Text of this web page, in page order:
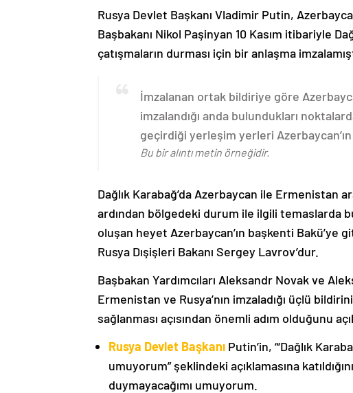
Rusya Devlet Başkanı Vladimir Putin,
Başbakanı Nikol Paşinyan 10 Kasım itibariyle
çatışmaların durması için bir anlaşma
İmzalanan ortak bildiriye göre
imzalandığı anda bulundukları
geçirdiği yerleşim yerleri
Bu bir alıntı metin örneğidir.
Dağlık Karabağ’da Azerbaycan ile Ermenistan
ardından bölgedeki durum ile ilgili temaslarda
oluşan heyet Azerbaycan’ın başkenti Bakü’ye
Rusya Dışişleri Bakanı Sergey Lavrov’dur.
Başbakan Yardımcıları Aleksandr Novak ve
Ermenistan ve Rusya’nın imzaladığı üçlü
sağlanması açısından önemli adım olduğunu
Rusya Devlet Başkanı Putin’in, “‘Dağlık
umuyorum” şeklindeki açıklamasına
duymayacağımı umuyorum.